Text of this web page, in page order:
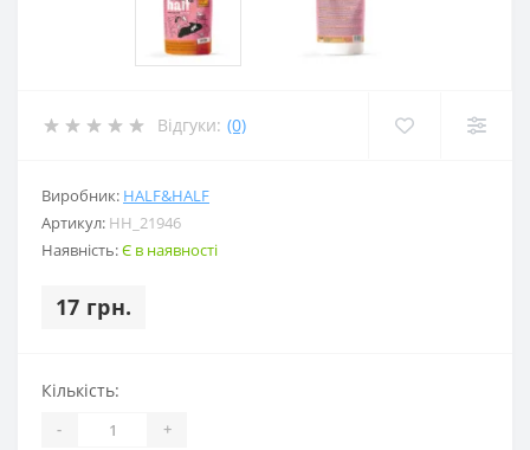
Відгуки: (0)
Виробник: HALF&HALF
Артикул: HH_21946
Наявність:Є в наявності
17 грн.
Кількість:
- +